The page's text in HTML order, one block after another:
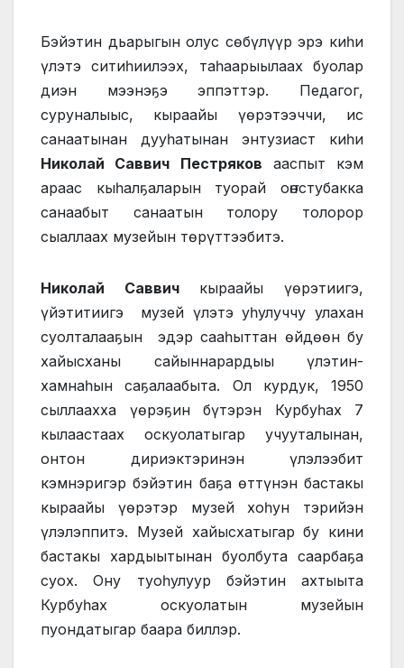
Бэйэтин дьарыгын олус сөбүлүүр эрэ киһи
үлэтэ ситиһиилээх, таһаарыылаах буолар
диэн мээнэҕэ эппэттэр. Педагог,
суруналыыс, кыраайы үөрэтээччи, ис
санаатынан дууһатынан энтузиаст киһи
Николай Саввич Пестряков ааспыт кэм
араас кыһалҕаларын туорай оҥостубакка
санаабыт санаатын толору толорор
сыаллаах музейын төрүттээбитэ.
Николай Саввичкыраайы үөрэтиигэ,
үйэтитиигэ музей үлэтэ уһулуччу улахан
суолталааҕын эдэр сааһыттан өйдөөн бу
хайысханы сайыннарардыы үлэтин-
хамнаһын саҕалаабыта. Ол курдук, 1950
сыллаахха үөрэҕин бүтэрэн Курбуһах 7
кылаастаах оскуолатыгар учууталынан,
онтон дириэктэринэн үлэлээбит
кэмнэригэр бэйэтин баҕа өттүнэн бастакы
кыраайы үөрэтэр музей хоһун тэрийэн
үлэлэппитэ. Музей хайысхатыгар бу кини
бастакы хардыытынан буолбута саарбаҕа
суох. Ону туоһулуур бэйэтин ахтыыта
Курбуһах оскуолатын музейын
пуондатыгар баара биллэр.